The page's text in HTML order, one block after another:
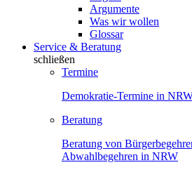
Argumente
Was wir wollen
Glossar
Service & Beratung
schließen
Termine
Demokratie-Termine in
Beratung
Beratung von
Abwahlbegehren in NRW